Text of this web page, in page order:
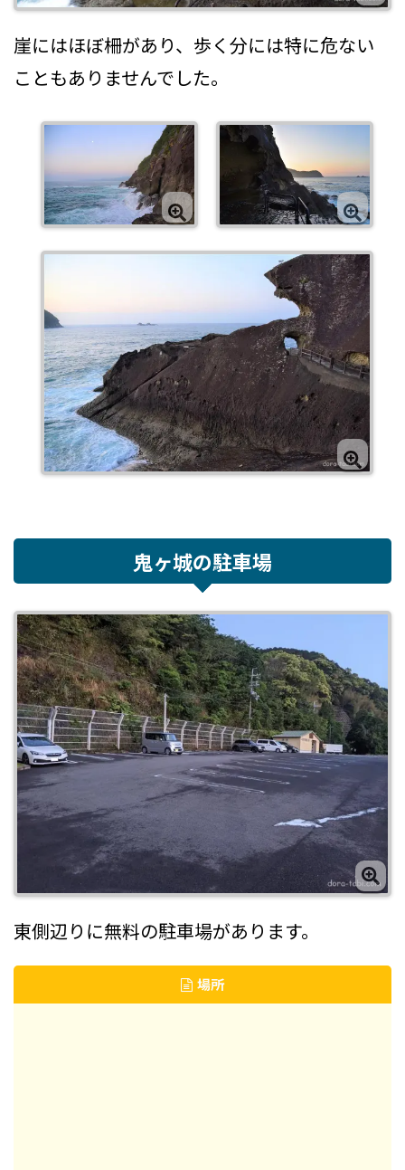
崖にはほぼ柵があり、歩く分には特に危ない
こともありませんでした。
鬼ヶ城の駐車場
東側辺りに無料の駐車場があります。
場所